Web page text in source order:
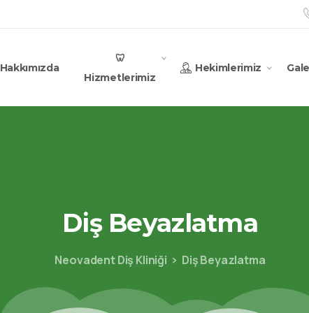
Hakkımızda
🦷
Hizmetlerimiz
Hekimlerimiz
Diş Beyazlatma
Neovadent Diş Kliniği Diş Beyazlatma